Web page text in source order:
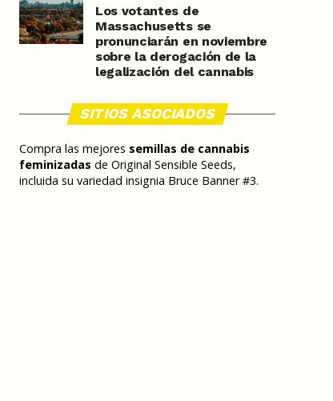
Los votantes de
Massachusetts se
pronunciarán en noviembre
sobre la derogación de la
legalización del cannabis
SITIOS ASOCIADOS
Compra las mejores semillas de cannabis
feminizadas de Original Sensible Seeds,
incluida su variedad insignia Bruce Banner #3.